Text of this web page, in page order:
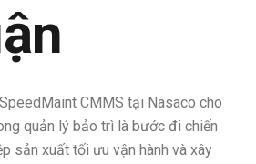
CMMS tại Nasaco cho
quản lý bảo trì là bước đi chiến
sản xuất tối ưu vận hành và xây